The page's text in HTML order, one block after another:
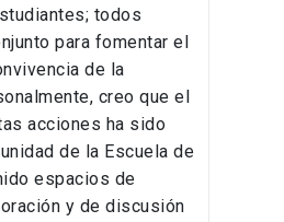
todos
para fomentar el
de la
creo que el
acciones ha sido
de la Escuela de
espacios de
y de discusión